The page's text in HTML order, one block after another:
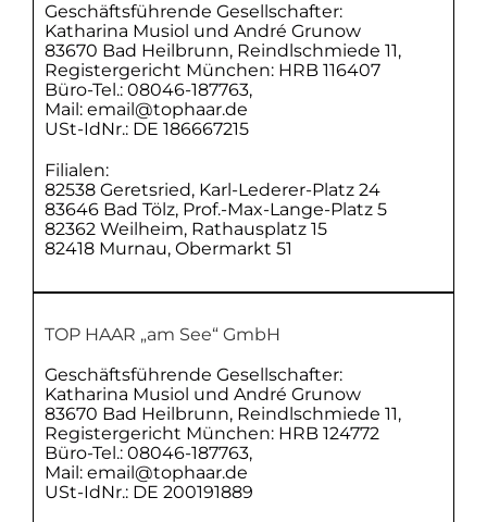
Geschäftsführende Gesellschafter:
Katharina Musiol und André Grunow
83670 Bad Heilbrunn, Reindlschmiede 11,
Registergericht München: HRB 116407
Büro-Tel.: 08046-187763,
Mail: email@tophaar.de
USt-IdNr.: DE 186667215
Filialen:
82538 Geretsried, Karl-Lederer-Platz 24
83646 Bad Tölz, Prof.-Max-Lange-Platz 5
82362 Weilheim, Rathausplatz 15
82418 Murnau, Obermarkt 51
TOP HAAR „am See“ GmbH
Geschäftsführende Gesellschafter:
Katharina Musiol und André Grunow
83670 Bad Heilbrunn, Reindlschmiede 11,
Registergericht München: HRB 124772
Büro-Tel.: 08046-187763,
Mail: email@tophaar.de
USt-IdNr.: DE 200191889